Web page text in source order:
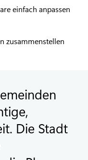
einfach anpassen
zusammenstellen
Die Stadt